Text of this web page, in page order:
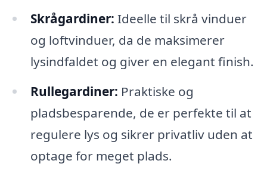
Skrågardiner: Ideelle til skrå vinduer
og loftvinduer, da de maksimerer
lysindfaldet og giver en elegant finish.
Rullegardiner: Praktiske og
pladsbesparende, de er perfekte til at
regulere lys og sikrer privatliv uden at
optage for meget plads.